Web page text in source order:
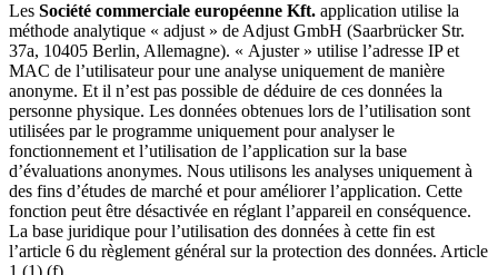
Les Société commerciale européenne Kft. application utilise la
méthode analytique « adjust » de Adjust GmbH (Saarbrücker Str.
37a, 10405 Berlin, Allemagne). « Ajuster » utilise l’adresse IP et
MAC de l’utilisateur pour une analyse uniquement de manière
anonyme. Et il n’est pas possible de déduire de ces données la
personne physique. Les données obtenues lors de l’utilisation sont
utilisées par le programme uniquement pour analyser le
fonctionnement et l’utilisation de l’application sur la base
d’évaluations anonymes. Nous utilisons les analyses uniquement à
des fins d’études de marché et pour améliorer l’application. Cette
fonction peut être désactivée en réglant l’appareil en conséquence.
La base juridique pour l’utilisation des données à cette fin est
l’article 6 du règlement général sur la protection des données. Article